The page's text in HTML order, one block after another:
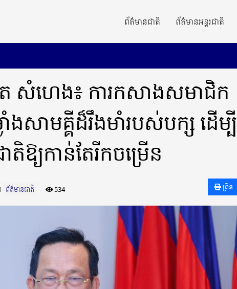
ព័ត៌មានជាតិ ព័ត៌មានអន្តរជាតិ
សំហេង៖ ការកសាងសមាជិក
ាំងសាមគ្គីដ៏រឹងមាំរបស់បក្ស ដើម្បី
ឱ្យកាន់តែរីកចម្រើន
ព័ត៌មានជាតិ 534 ព្រីន